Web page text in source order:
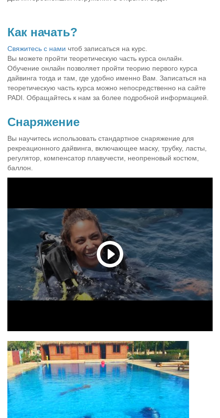
Как начать?
Свяжитесь с нами чтоб записаться на курс.
Вы можете пройти теоретическую часть курса онлайн.
Обучение онлайн позволяет пройти теорию первого курса
дайвинга тогда и там, где удобно именно Вам. Записаться на
теоретическую часть курса можно непосредственно на сайте
PADI. Обращайтесь к нам за более подробной информацией.
Снаряжение
Вы научитесь использовать стандартное снаряжение для
рекреационного дайвинга, включающее маску, трубку, ласты,
регулятор, компенсатор плавучести, неопреновый костюм,
баллон.